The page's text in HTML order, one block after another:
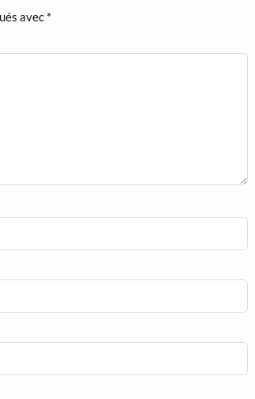
avec *